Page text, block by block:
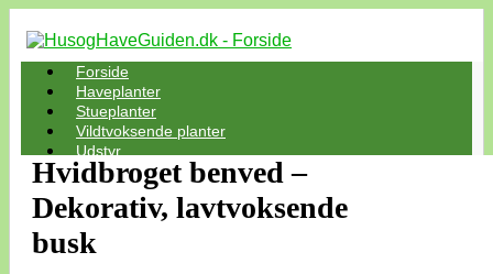
Forside
Haveplanter
Stueplanter
Vildtvoksende planter
Udstyr
Hvidbroget benved –
Dekorativ, lavtvoksende
busk